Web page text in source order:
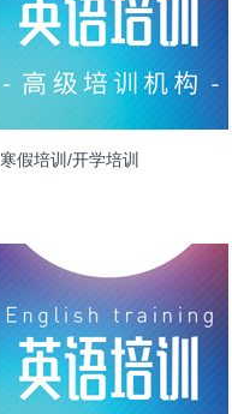
寒假培训/开学培训